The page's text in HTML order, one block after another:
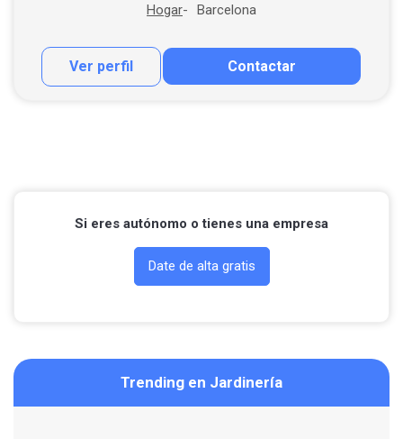
Hogar Barcelona
Ver perfil Contactar
Contactar por correo
Si eres autónomo o tienes una empresa
Date de alta gratis
Trending en Jardinería